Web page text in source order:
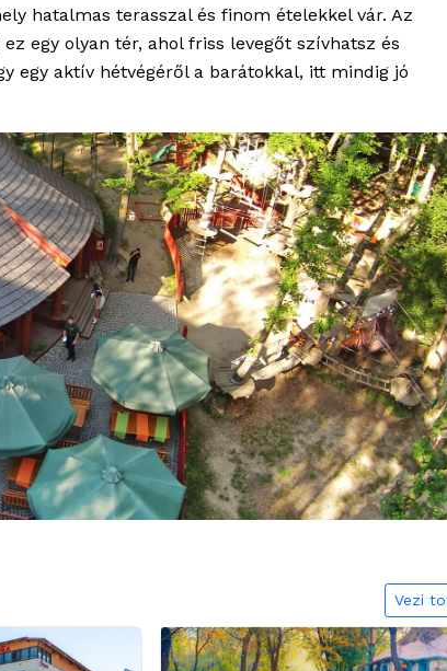
hatalmas terasszal és finom ételekkel vár. Az
egy olyan tér, ahol friss levegőt szívhatsz és
egy aktív hétvégéről a barátokkal, itt mindig jó
Vezi